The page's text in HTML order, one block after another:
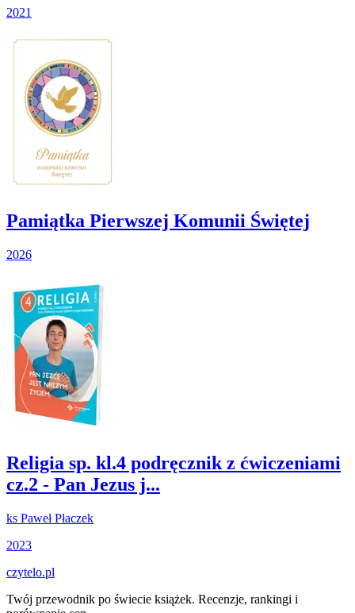
2021
Pamiątka Pierwszej Komunii Świętej
2026
Religia sp. kl.4 podręcznik z ćwiczeniami
cz.2 - Pan Jezus j...
ks Paweł Płaczek
2023
czytelo.pl
Twój przewodnik po świecie książek. Recenzje, rankingi i